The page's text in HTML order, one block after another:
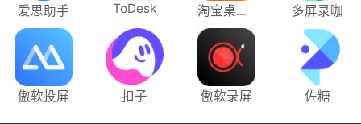
爱思助手 ToDesk 淘宝桌面版 多屏录咖
傲软投屏 扣子 傲软录屏 佐糖